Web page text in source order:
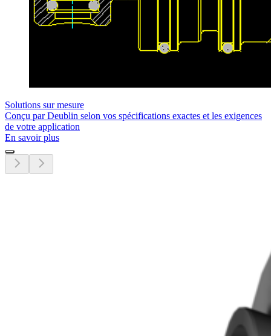
Solutions sur mesure
Conçu par Deublin selon vos spécifications exactes et les exigences
de votre application
En savoir plus